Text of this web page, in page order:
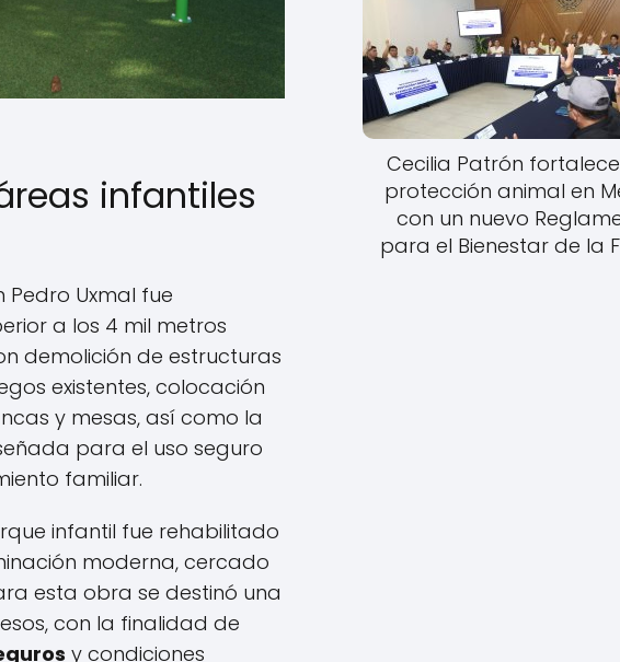
infantiles
Pedro Uxmal fue
a los 4 mil metros
demolición de estructuras
existentes, colocación
y mesas, así como la
para el uso seguro
familiar.
infantil fue rehabilitado
moderna, cercado
esta obra se destinó una
con la finalidad de
y condiciones
Cecilia Patrón
protección animal en
con un nuevo
para el Bienestar de la